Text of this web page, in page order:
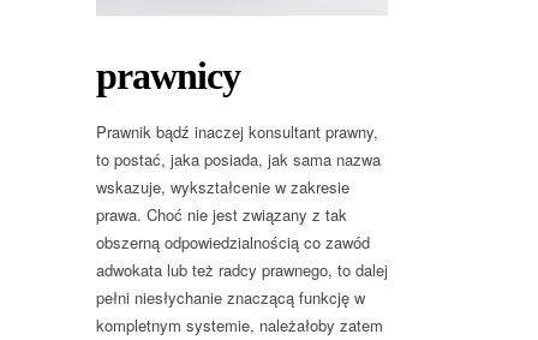
prawnicy
Prawnik bądź inaczej konsultant prawny,
to postać, jaka posiada, jak sama nazwa
wskazuje, wykształcenie w zakresie
prawa. Choć nie jest związany z tak
obszerną odpowiedzialnością co zawód
adwokata lub też radcy prawnego, to dalej
pełni niesłychanie znaczącą funkcję w
kompletnym systemie, należałoby zatem